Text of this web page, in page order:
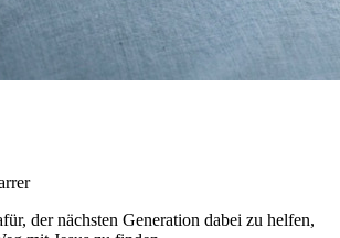
der nächsten Generation dabei zu helfen,